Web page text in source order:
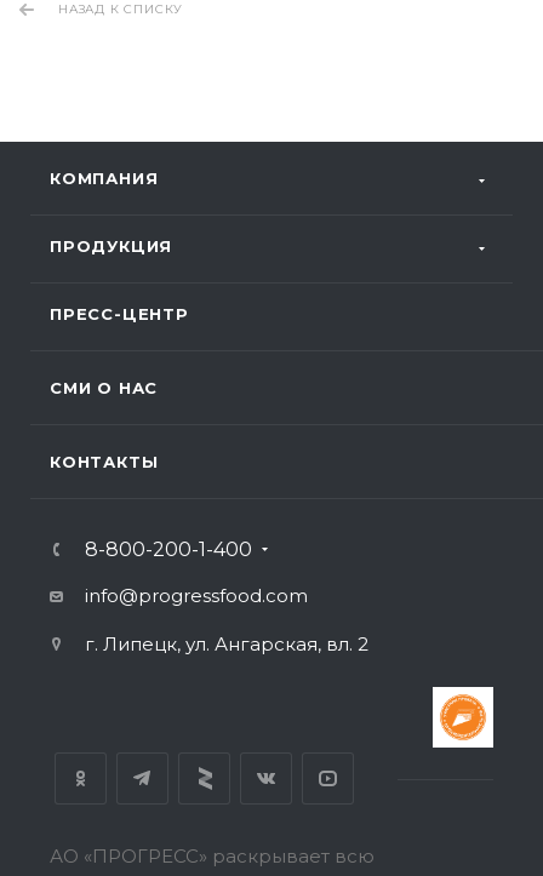
НАЗАД К СПИСКУ
КОМПАНИЯ
ПРОДУКЦИЯ
ПРЕСС-ЦЕНТР
СМИ О НАС
КОНТАКТЫ
8-800-200-1-400
info@progressfood.com
г. Липецк, ул. Ангарская, вл. 2
АО «ПРОГРЕСС» раскрывает всю